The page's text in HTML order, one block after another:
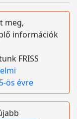
meg,
információk
FRISS
ös évre